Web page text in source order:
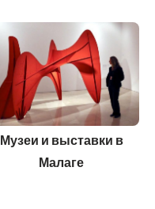
Музеи и выставки в
Малаге